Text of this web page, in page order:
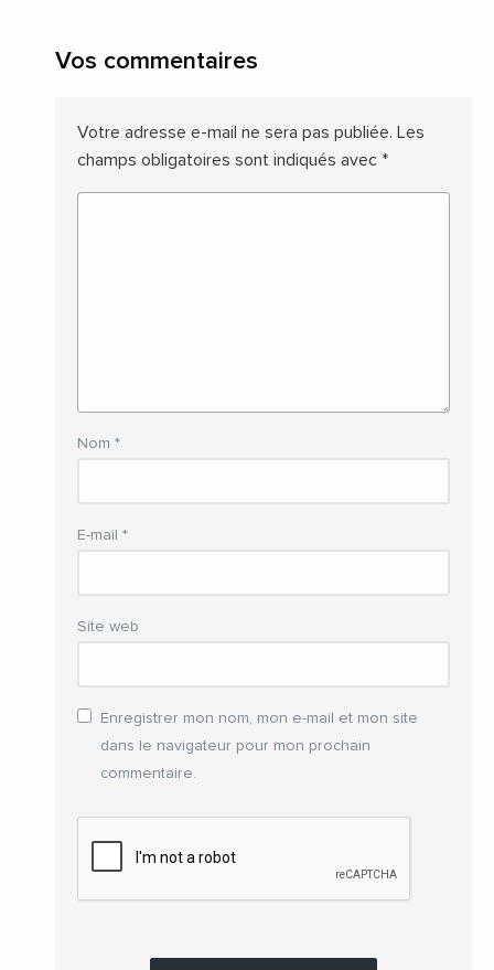
Vos commentaires
Votre adresse e-mail ne sera pas publiée. Les
champs obligatoires sont indiqués avec *
Nom *
E-mail *
Site web
Enregistrer mon nom, mon e-mail et mon site
dans le navigateur pour mon prochain
commentaire.